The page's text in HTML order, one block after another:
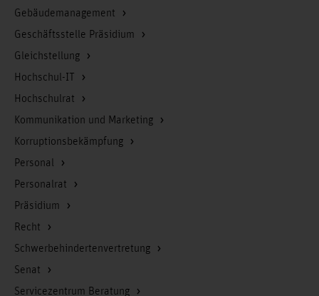
Gebäudemanagement
Geschäftsstelle Präsidium
Gleichstellung
Hochschul-IT
Hochschulrat
Kommunikation und Marketing
Korruptionsbekämpfung
Personal
Personalrat
Präsidium
Recht
Schwerbehindertenvertretung
Senat
Servicezentrum Beratung